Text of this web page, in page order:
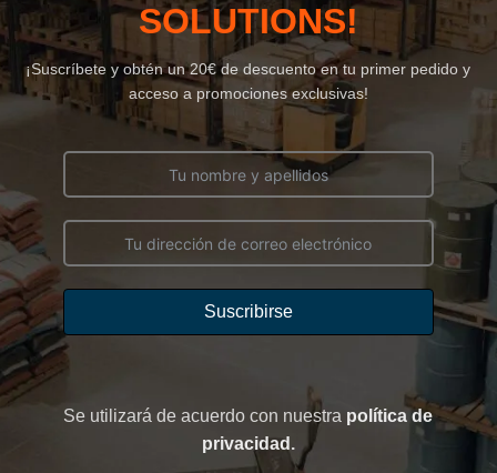
SOLUTIONS!
¡Suscríbete y obtén un 20€ de descuento en tu primer pedido y
acceso a promociones exclusivas!
Suscribirse
Se utilizará de acuerdo con nuestra política de
privacidad .